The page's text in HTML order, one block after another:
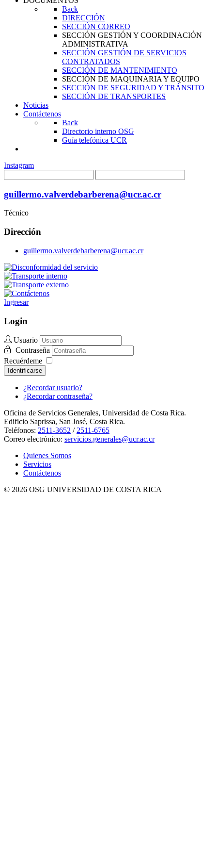
Back
DIRECCIÓN
SECCIÓN CORREO
SECCIÓN GESTIÓN Y COORDINACIÓN
ADMINISTRATIVA
SECCIÓN GESTIÓN DE SERVICIOS
CONTRATADOS
SECCIÓN DE MANTENIMIENTO
SECCIÓN DE MAQUINARIA Y EQUIPO
SECCIÓN DE SEGURIDAD Y TRÁNSITO
SECCIÓN DE TRANSPORTES
Noticias
Contáctenos
Back
Directorio interno OSG
Guía telefónica UCR
Instagram
guillermo.valverdebarberena@ucr.ac.cr
Técnico
Dirección
guillermo.valverdebarberena@ucr.ac.cr
Ingresar
Login
Usuario
Contraseña
Recuérdeme
Identificarse
¿Recordar usuario?
¿Recordar contraseña?
Oficina de Servicios Generales, Universidad de Costa Rica.
Edificio Saprissa, San José, Costa Rica.
Teléfonos: 2511-3652 / 2511-6765
Correo electrónico: servicios.generales@ucr.ac.cr
Quienes Somos
Servicios
Contáctenos
© 2026 OSG UNIVERSIDAD DE COSTA RICA